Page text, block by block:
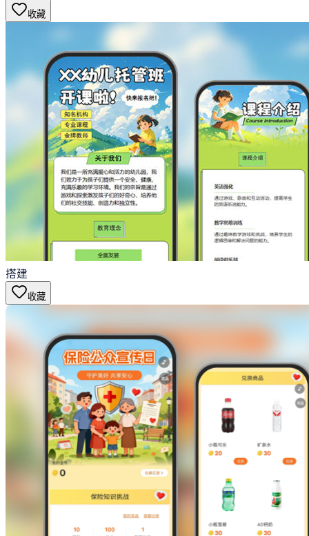
收藏
搭建
收藏